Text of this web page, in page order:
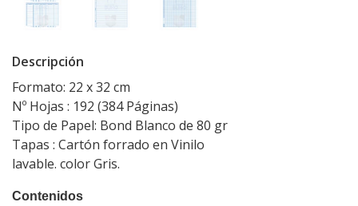
Descripción
Formato: 22 x 32 cm
Nº Hojas : 192 (384 Páginas)
Tipo de Papel: Bond Blanco de 80 gr
Tapas : Cartón forrado en Vinilo
lavable. color Gris.
Contenidos